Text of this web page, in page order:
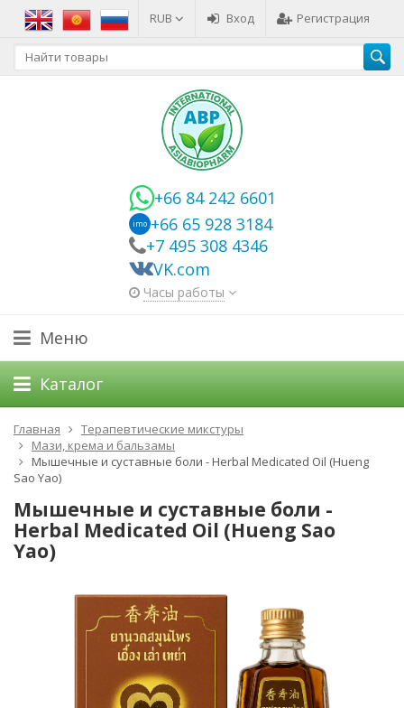
RUB Вход Регистрация
+66 84 242 6601
imo +66 65 928 3184
+7 495 308 4346
VK.com
Часы работы
Меню
Каталог
Главная
Терапевтические микстуры
Мази, крема и бальзамы
Мышечные и суставные боли - Herbal Medicated Oil (Hueng
Sao Yao)
Мышечные и суставные боли -
Herbal Medicated Oil (Hueng Sao
Yao)